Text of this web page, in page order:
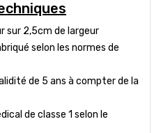
sur 2,5cm de largeur
selon les normes de
de 5 ans à compter de la
de classe 1 selon le